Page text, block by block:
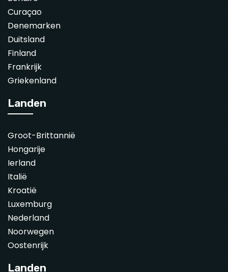
Curaçao
Denemarken
Duitsland
Finland
Frankrijk
Griekenland
Landen
Groot-Brittannië
Hongarije
Ierland
Italië
Kroatië
Luxemburg
Nederland
Noorwegen
Oostenrijk
Landen